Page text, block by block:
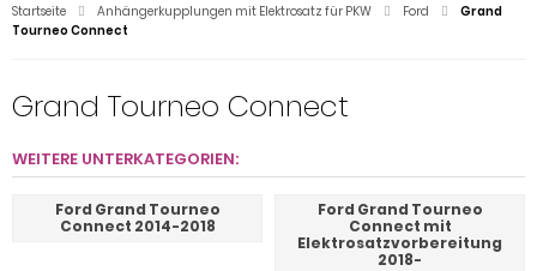
Startseite Anhängerkupplungen mit Elektrosatz für PKW Ford
Grand
Tourneo Connect
Grand Tourneo Connect
WEITERE UNTERKATEGORIEN:
Ford Grand Tourneo
Connect 2014-2018
Ford Grand Tourneo
Connect mit
Elektrosatzvorbereitung
2018-